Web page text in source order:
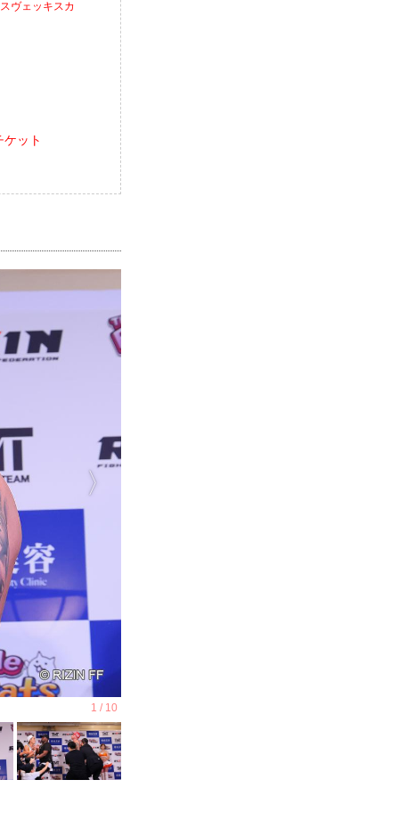
ヴェッキスカ
ット